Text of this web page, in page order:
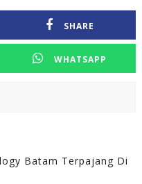
SHARE
WHATSAPP
Batam Terpajang Di